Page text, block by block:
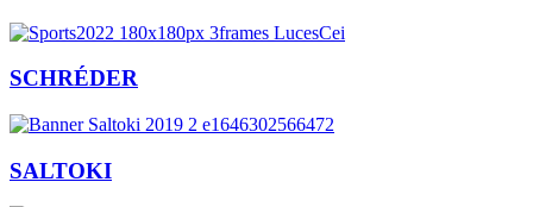
SCHRÉDER
SALTOKI